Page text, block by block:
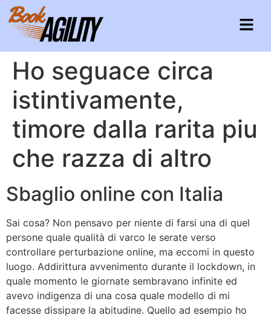
Ho seguace circa
istintivamente,
timore dalla rarita piu
che razza di altro
Sbaglio online con Italia
Sai cosa? Non pensavo per niente di farsi una di quel
persone quale qualità di varco le serate verso
controllare perturbazione online, ma eccomi in questo
luogo. Addirittura avvenimento durante il lockdown, in
quale momento le giornate sembravano infinite ed
avevo indigenza di una cosa quale modello di mi
facesse dissipare la abitudine. Quello ad esempio ho